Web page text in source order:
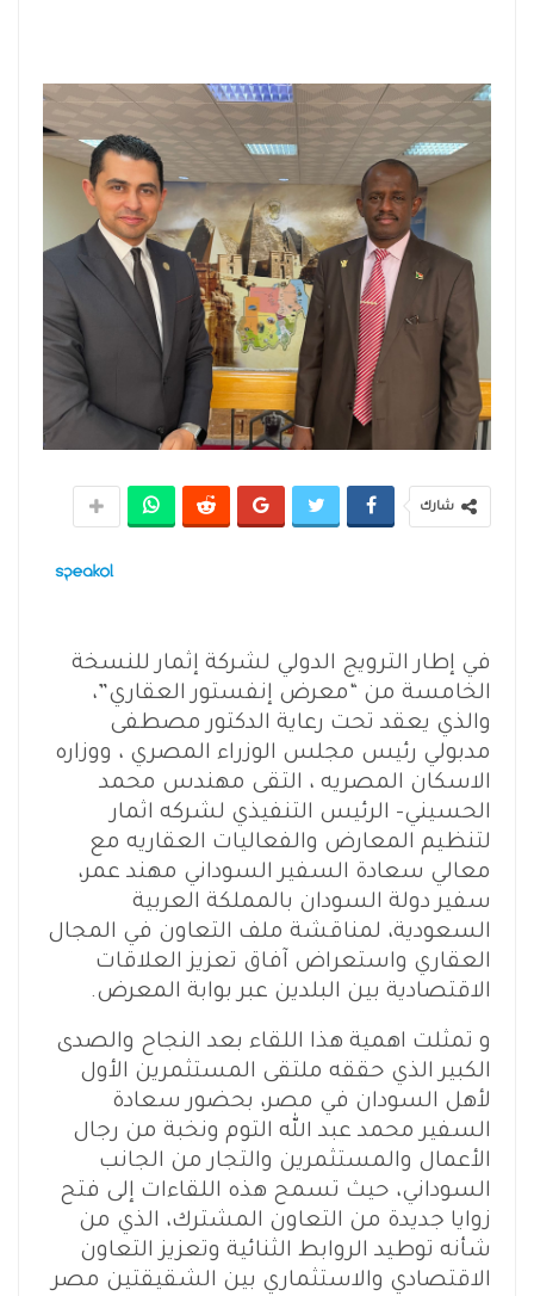
شارك
في إطار الترويج الدولي لشركة إثمار للنسخة
الخامسة من “معرض إنفستور العقاري”،
والذي يعقد تحت رعاية الدكتور مصطفى
مدبولي رئيس مجلس الوزراء المصري ، ووزاره
الاسكان المصريه ، التقى مهندس محمد
الحسيني- الرئيس التنفيذي لشركه اثمار
لتنظيم المعارض والفعاليات العقاريه مع
معالي سعادة السفير السوداني مهند عمر،
سفير دولة السودان بالمملكة العربية
السعودية، لمناقشة ملف التعاون في المجال
العقاري واستعراض آفاق تعزيز العلاقات
الاقتصادية بين البلدين عبر بوابة المعرض.
و تمثلت اهمية هذا اللقاء بعد النجاح والصدى
الكبير الذي حققه ملتقى المستثمرين الأول
لأهل السودان في مصر، بحضور سعادة
السفير محمد عبد الله التوم ونخبة من رجال
الأعمال والمستثمرين والتجار من الجانب
السوداني، حيث تسمح هذه اللقاءات إلى فتح
زوايا جديدة من التعاون المشترك، الذي من
شأنه توطيد الروابط الثنائية وتعزيز التعاون
الاقتصادي والاستثماري بين الشقيقتين مصر